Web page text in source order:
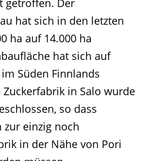
getroffen. Der
hat sich in den letzten
ha auf 14.000 ha
hat sich auf
Süden Finnlands
in Salo wurde
so dass
zur einzig noch
in der Nähe von Pori